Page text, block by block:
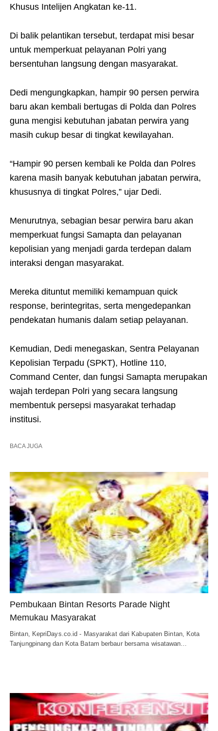
Khusus Intelijen Angkatan ke-11.
Di balik pelantikan tersebut, terdapat misi besar
untuk memperkuat pelayanan Polri yang
bersentuhan langsung dengan masyarakat.
Dedi mengungkapkan, hampir 90 persen perwira
baru akan kembali bertugas di Polda dan Polres
guna mengisi kebutuhan jabatan perwira yang
masih cukup besar di tingkat kewilayahan.
“Hampir 90 persen kembali ke Polda dan Polres
karena masih banyak kebutuhan jabatan perwira,
khususnya di tingkat Polres,” ujar Dedi.
Menurutnya, sebagian besar perwira baru akan
memperkuat fungsi Samapta dan pelayanan
kepolisian yang menjadi garda terdepan dalam
interaksi dengan masyarakat.
Mereka dituntut memiliki kemampuan quick
response, berintegritas, serta mengedepankan
pendekatan humanis dalam setiap pelayanan.
Kemudian, Dedi menegaskan, Sentra Pelayanan
Kepolisian Terpadu (SPKT), Hotline 110,
Command Center, dan fungsi Samapta merupakan
wajah terdepan Polri yang secara langsung
membentuk persepsi masyarakat terhadap
institusi.
BACA JUGA
Pembukaan Bintan Resorts Parade Night
Memukau Masyarakat
Bintan, KepriDays.co.id - Masyarakat dari Kabupaten Bintan, Kota
Tanjungpinang dan Kota Batam berbaur bersama wisatawan…